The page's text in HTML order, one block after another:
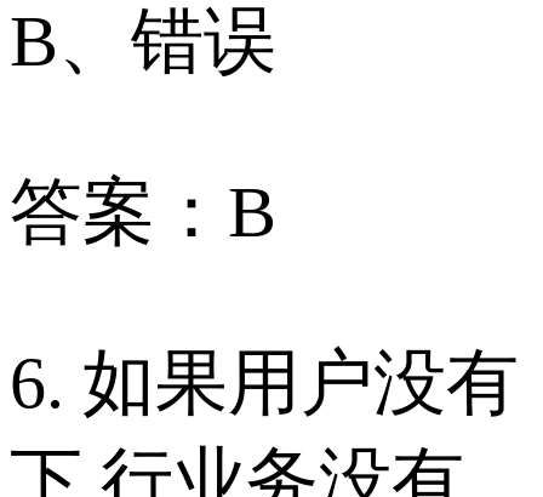
B、错误
答案：B
6. 如果用户没有